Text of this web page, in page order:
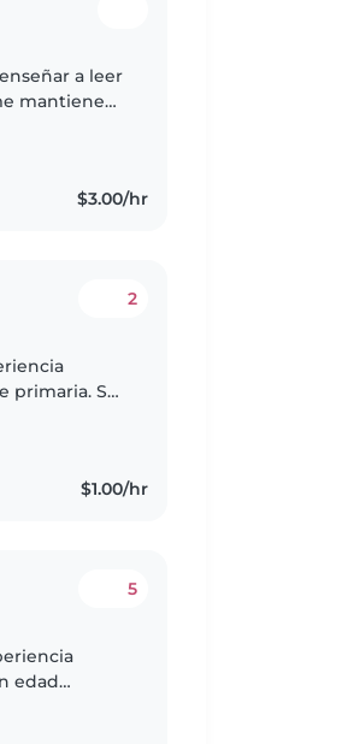
a leer
mantiene
$3.00/hr
2
Soy
$1.00/hr
5
edad